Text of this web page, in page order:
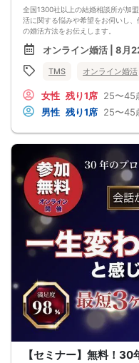
全国1300社以上の結婚相談所が加
活に関する悩みや希望をお伺いし
の婚活方法をお伝えします。
オンライン婚活 | 8月
TMS オンライン婚活
女性 残り1席 25〜45
男性 残り1席 25〜45
【セミナー】無料！